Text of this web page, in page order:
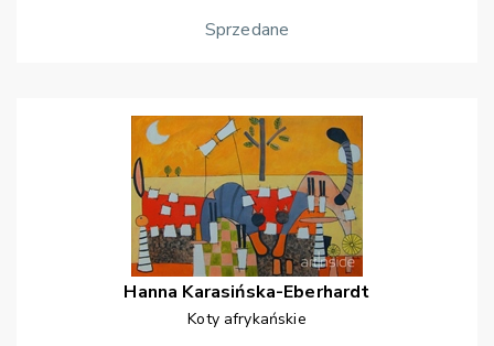
Sprzedane
Hanna Karasińska-Eberhardt
Koty afrykańskie